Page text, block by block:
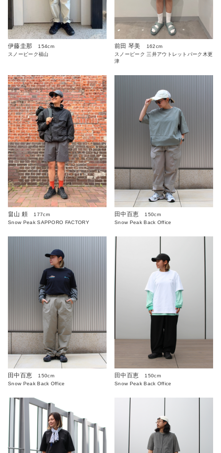
伊藤圭那
154cm
スノーピーク福山
前田 琴美
162cm
スノーピーク 三井アウトレットパーク木更
津
畠山 頼
177cm
Snow Peak SAPPORO FACTORY
田中百恵
150cm
Snow Peak Back Office
田中百恵
150cm
Snow Peak Back Office
田中百恵
150cm
Snow Peak Back Office